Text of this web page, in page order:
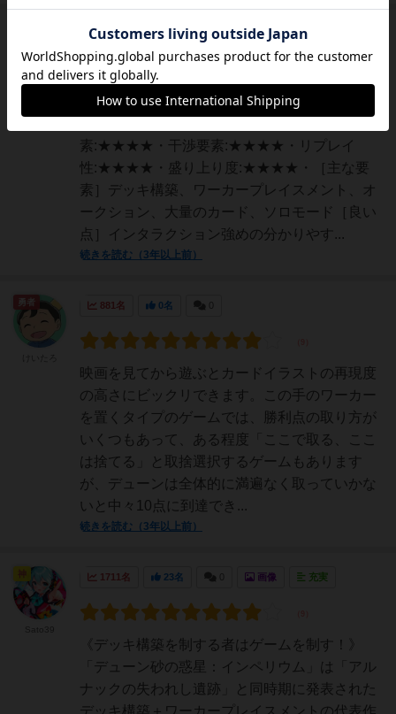
1441名 2名 0 充実
［主観評価］見た目:★★★・・重
素:★★★★・干渉要素:★★★★・リプレイ
性:★★★★・盛り上り度:★★★★・［主な要
素］デッキ構築、ワーカープレイスメント、オ
ークション、大量のカード、ソロモード［良い
点］インタラクション強めの分かりやす...
続きを読む（3年以上前）
ろあるどろす
881名 0名
映画を見てから遊ぶとカードイラストの再現度
の高さにビックリできます。この手のワーカー
を置くタイプのゲームでは、勝利点の取り方が
いくつもあって、ある程度「ここで取る、ここ
は捨てる」と取捨選択するゲームもあります
が、デューンは全体的に満遍なく取っていかな
いと中々10点に到達でき...
続きを読む（3年以上前）
勇者
1711名 23名 画像 充実
《デッキ構築を制する者はゲームを制す！》
「デューン砂の惑星：インペリウム」は「アル
ナックの失われし遺跡」と同時期に発表された